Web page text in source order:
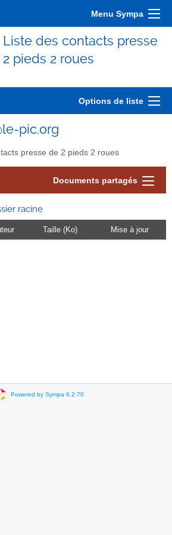
Menu Sympa
des contacts presse
pieds 2 roues
Options de liste
pic.org
presse de 2 pieds 2 roues
Documents partagés
racine
Taille (Ko) Mise à jour
Powered by Sympa 6.2.70